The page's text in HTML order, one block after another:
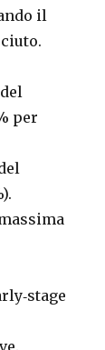
il
per